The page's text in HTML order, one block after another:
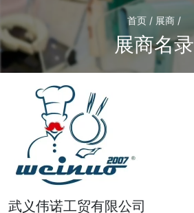
首页 / 展商 /
展商名录
武义伟诺工贸有限公司